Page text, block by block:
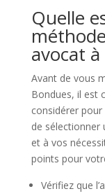
Quelle
avocat
Avant de vous
Bondues, il est
considérer
de sélectionner
et à vos
points pour
Vérifiez que